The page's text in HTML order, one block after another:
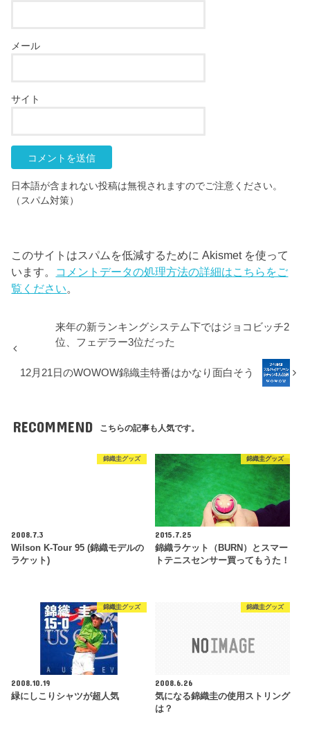
メール
サイト
日本語が含まれない投稿は無視されますのでご注意ください。
（スパム対策）
このサイトはスパムを低減するために Akismet を使って
います。 コメントデータの処理方法の詳細はこちらをご
覧ください
来年の新ランキングシステム下ではジョコビッチ2
位、フェデラー3位だった
12月21日のWOWOW錦織圭特番はかなり面白そう
RECOMMEND こちらの記事も人気です。
錦織圭グッズ
2008.7.3
Wilson K-Tour 95 (錦織モデルの
ラケット)
錦織圭グッズ
2015.7.25
錦織ラケット（BURN）とスマー
トテニスセンサー買ってもうた！
錦織圭グッズ
2008.10.19
緑にしこりシャツが超人気
錦織圭グッズ
2008.6.26
気になる錦織圭の使用ストリング
は？